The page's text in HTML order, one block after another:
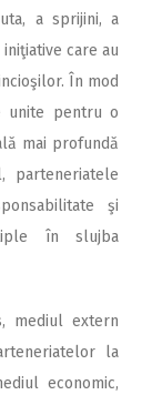
a sprijini, a
care au
În mod
unite pentru o
mai profundă
parteneriatele
şi
în slujba
mediul extern
la
economic,